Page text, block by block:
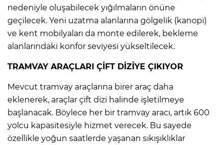
nedeniyle oluşabilecek yığılmaların önüne
geçilecek. Yeni uzatma alanlarına gölgelik (kanopi)
ve kent mobilyaları da monte edilerek, bekleme
alanlarındaki konfor seviyesi yükseltilecek.
TRAMVAY ARAÇLARI ÇİFT DİZİYE ÇIKIYOR
Mevcut tramvay araçlarına birer araç daha
eklenerek, araçlar çift dizi halinde işletilmeye
başlanacak. Böylece her bir tramvay aracı, artık 600
yolcu kapasitesiyle hizmet verecek. Bu sayede
özellikle yoğun saatlerde yaşanan sıkışıklıklar